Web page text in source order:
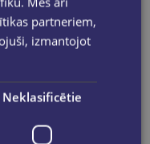
partneriem,
izmantojot
Neklasificētie